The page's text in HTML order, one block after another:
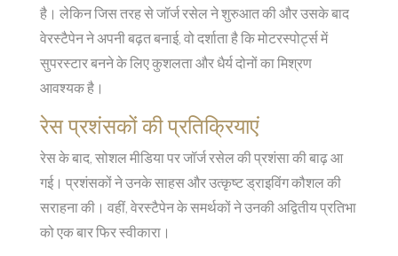
है। लेकिन जिस तरह से जॉर्ज रसेल ने शुरुआत की और उसके बाद
वेरस्टैपेन ने अपनी बढ़त बनाई, वो दर्शाता है कि मोटरस्पोर्ट्स में
सुपरस्टार बनने के लिए कुशलता और धैर्य दोनों का मिश्रण
आवश्यक है।
रेस प्रशंसकों की प्रतिक्रियाएं
रेस के बाद, सोशल मीडिया पर जॉर्ज रसेल की प्रशंसा की बाढ़ आ
गई। प्रशंसकों ने उनके साहस और उत्कृष्ट ड्राइविंग कौशल की
सराहना की। वहीं, वेरस्टैपेन के समर्थकों ने उनकी अद्वितीय प्रतिभा
को एक बार फिर स्वीकारा।